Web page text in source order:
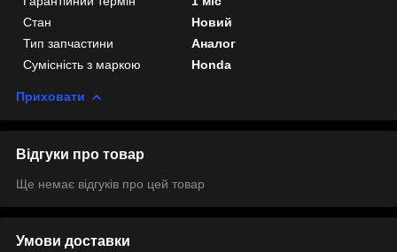
Стан
Новий
Тип запчастини
Аналог
Сумісність з маркою
Honda
Приховати
Відгуки про товар
Ще немає відгуків про цей товар
Умови доставки